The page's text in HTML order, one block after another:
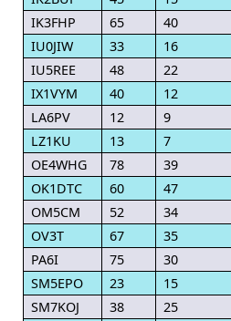
IK3FHP
65 40
IU0JIW
33 16
IU5REE
48 22
IX1VYM
40 12
LA6PV
12 9
LZ1KU
13 7
OE4WHG
78 39
OK1DTC
60 47
OM5CM
52 34
OV3T
67 35
PA6I
75 30
SM5EPO
23 15
SM7KOJ
38 25